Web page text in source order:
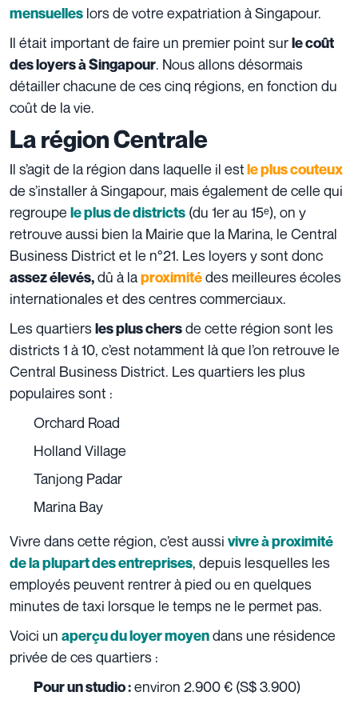
mensuelles lors de votre expatriation à Singapour.
Il était important de faire un premier point surle coût
des loyers à Singapour. Nous allons désormais
détailler chacune de ces cinq régions, en fonction du
coût de la vie.
La région Centrale
Il s’agit de la région dans laquelle il estle plus couteux
de s’installer à Singapour, mais également de celle qui
regroupe le plus de districts (du 1er au 15ᵉ), on y
retrouve aussi bien la Mairie que la Marina, le Central
Business District et le n°21. Les loyers y sont donc
assez élevés,dû à laproximitédes meilleures écoles
internationales et des centres commerciaux.
Les quartiersles plus chersde cette région sont les
districts 1 à 10, c’est notamment là que l’on retrouve le
Central Business District. Les quartiers les plus
populaires sont :
Orchard Road
Holland Village
Tanjong Padar
Marina Bay
Vivre dans cette région, c’est aussi vivre à proximité
de la plupart des entreprises, depuis lesquelles les
employés peuvent rentrer à pied ou en quelques
minutes de taxi lorsque le temps ne le permet pas.
Voici un aperçu du loyer moyendans une résidence
privée de ces quartiers :
Pour un studio :environ 2.900 € (S$ 3.900)